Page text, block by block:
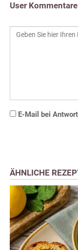
User Kommentare
E-Mail bei
ÄHNLICHE